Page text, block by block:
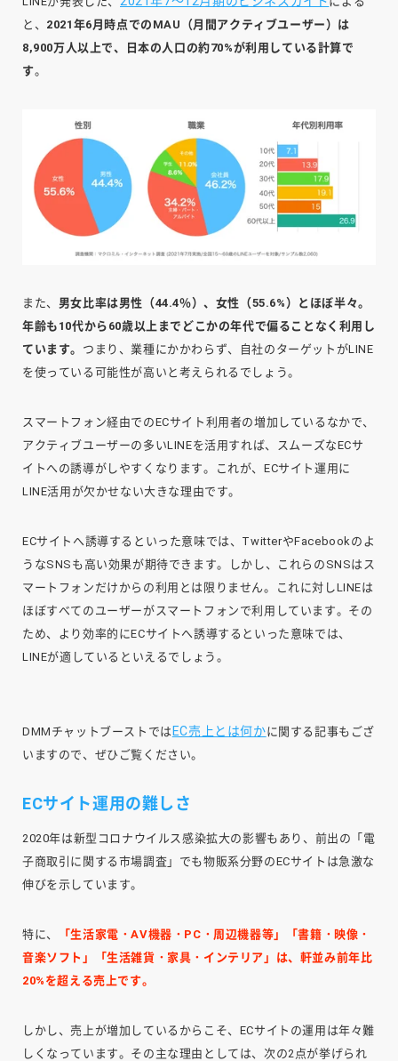
と、 2021年6月時点での MAU（月間アクティブユーザー） は
8,900万人以上で、日本の人口の約70%が利用している計算で
す。
また、 男女比率は男性（44.4％）、女性（55.6%）とほぼ半々。
年齢も10代から60歳以上までどこかの年代で偏ることなく利用し
ています。 つまり、業種にかかわらず、自社のターゲットがLINE
を使っている可能性が高いと考えられるでしょう。
スマートフォン経由でのECサイト利用者の増加しているなかで、
アクティブユーザーの多いLINEを活用すれば、スムーズなECサ
イトへの誘導がしやすくなります。これが、ECサイト運用に
LINE活用が欠かせない大きな理由です。
ECサイトへ誘導するといった意味では、TwitterやFacebookのよ
うなSNSも高い効果が期待できます。しかし、これらのSNSはス
マートフォンだけからの利用とは限りません。これに対しLINEは
ほぼすべてのユーザーがスマートフォンで利用しています。その
ため、より効率的にECサイトへ誘導するといった意味では、
LINEが適しているといえるでしょう。
DMMチャットブーストではEC売上とは何かに関する記事もござ
いますので、ぜひご覧ください。
ECサイト運用の難しさ
2020年は新型コロナウイルス感染拡大の影響もあり、前出の「電
子商取引に関する市場調査」でも物販系分野のECサイトは急激な
伸びを示しています。
特に、
「生活家電・AV機器・PC・周辺機器等」「書籍・映像・
音楽ソフト」「生活雑貨・家具・インテリア」は、軒並み前年比
20%を超える売上です。
しかし、売上が増加しているからこそ、ECサイトの運用は年々難
しくなっています。その主な理由としては、次の2点が挙げられ